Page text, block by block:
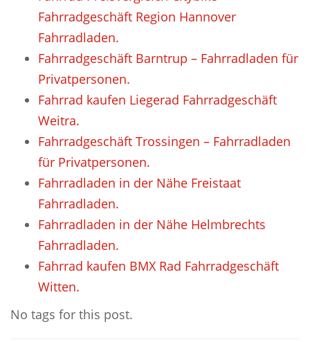
Fahrradgeschäft Region Hannover
Fahrradladen.
Fahrradgeschäft Barntrup – Fahrradladen für
Privatpersonen.
Fahrrad kaufen Liegerad Fahrradgeschäft
Weitra.
Fahrradgeschäft Trossingen – Fahrradladen
für Privatpersonen.
Fahrradladen in der Nähe Freistaat
Fahrradladen.
Fahrradladen in der Nähe Helmbrechts
Fahrradladen.
Fahrrad kaufen BMX Rad Fahrradgeschäft
Witten.
No tags for this post.